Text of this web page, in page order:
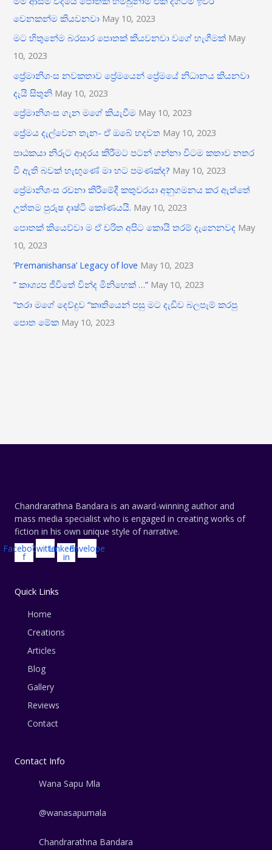
වෙනකන්ම කියවනවා May 10, 2023
මට හිතුනේම බරසාර පොතක් කියවනවා වගේ හැගීමක් May
10, 2023
ප්‍රේමානිශංස නවකතාව ප්‍රේමයෙන් ප්‍රේමයේ නිධානය කියනවා
දැයි සිතුනි May 10, 2023
ප්‍රේමානිශංස ගැන මගේ කියැවීම May 10, 2023
ප්‍රේමය දැල්වෙන තැන- ඒ ඔබේ හදවත May 10, 2023
පාඨකයා නිරූට ආදරය කිරීමට පටන් ගන්නා විටම කතාව නතර
වී ඇති බවක් හැඟුණේ මා හට පමණක්ද? May 10, 2023
ප්‍රේමානිශංස රචනා කිරීමේදී කතුවරයා අනුගමනය කර ඇත්තේ
උත්තම පුරුෂ දෘෂ්ටි කෝණයයි. May 10, 2023
පොතක් කියෙව්වා ම ඒ චරිත අපිට කොයි තරම් දැනෙනවද May
10, 2023
‘Premanishansa’ Legacy of love May 10, 2023
” කාශ්‍යප ජීවිතේ වින්ද මිනිහෙක් …” May 10, 2023
“තරා මගේ දෙව්දුව “කෘතියෙන් පසු මට දැඩිව බලපෑම් කරපු
පොත මේක May 10, 2023
Chandrarathna Bandara is an award-winning author and
mass media specialist who is engaged in creating works of
fiction in his own unique style of narrative.
Facebook-
f
TwitterLinkedin-
in
Envelope
Quick Links
Home
Creations
Articles
Blog
Gallery
Reviews
Contact
Contact Info
Wana Sapu Mla
@wanasapumala
Chandrarathna Bandara